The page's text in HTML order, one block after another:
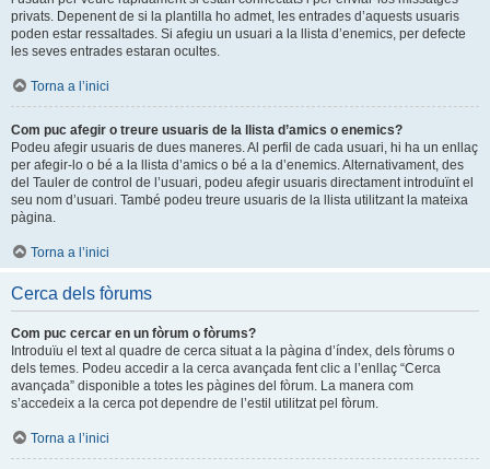
privats. Depenent de si la plantilla ho admet, les entrades d’aquests usuaris
poden estar ressaltades. Si afegiu un usuari a la llista d’enemics, per defecte
les seves entrades estaran ocultes.
Torna a l’inici
Com puc afegir o treure usuaris de la llista d’amics o enemics?
Podeu afegir usuaris de dues maneres. Al perfil de cada usuari, hi ha un enllaç
per afegir-lo o bé a la llista d’amics o bé a la d’enemics. Alternativament, des
del Tauler de control de l’usuari, podeu afegir usuaris directament introduïnt el
seu nom d’usuari. També podeu treure usuaris de la llista utilitzant la mateixa
pàgina.
Torna a l’inici
Cerca dels fòrums
Com puc cercar en un fòrum o fòrums?
Introduïu el text al quadre de cerca situat a la pàgina d’índex, dels fòrums o
dels temes. Podeu accedir a la cerca avançada fent clic a l’enllaç “Cerca
avançada” disponible a totes les pàgines del fòrum. La manera com
s’accedeix a la cerca pot dependre de l’estil utilitzat pel fòrum.
Torna a l’inici